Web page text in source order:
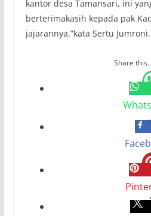
kantor desa Tamansari, ini
berterimakasih kepada pak
jajarannya,”kata Sertu Jumroni.
Share